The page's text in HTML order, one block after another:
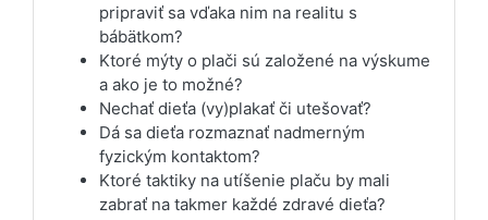
pripraviť sa vďaka nim na realitu s
bábätkom?
Ktoré mýty o plači sú založené na výskume
a ako je to možné?
Nechať dieťa (vy)plakať či utešovať?
Dá sa dieťa rozmaznať nadmerným
fyzickým kontaktom?
Ktoré taktiky na utíšenie plaču by mali
zabrať na takmer každé zdravé dieťa?